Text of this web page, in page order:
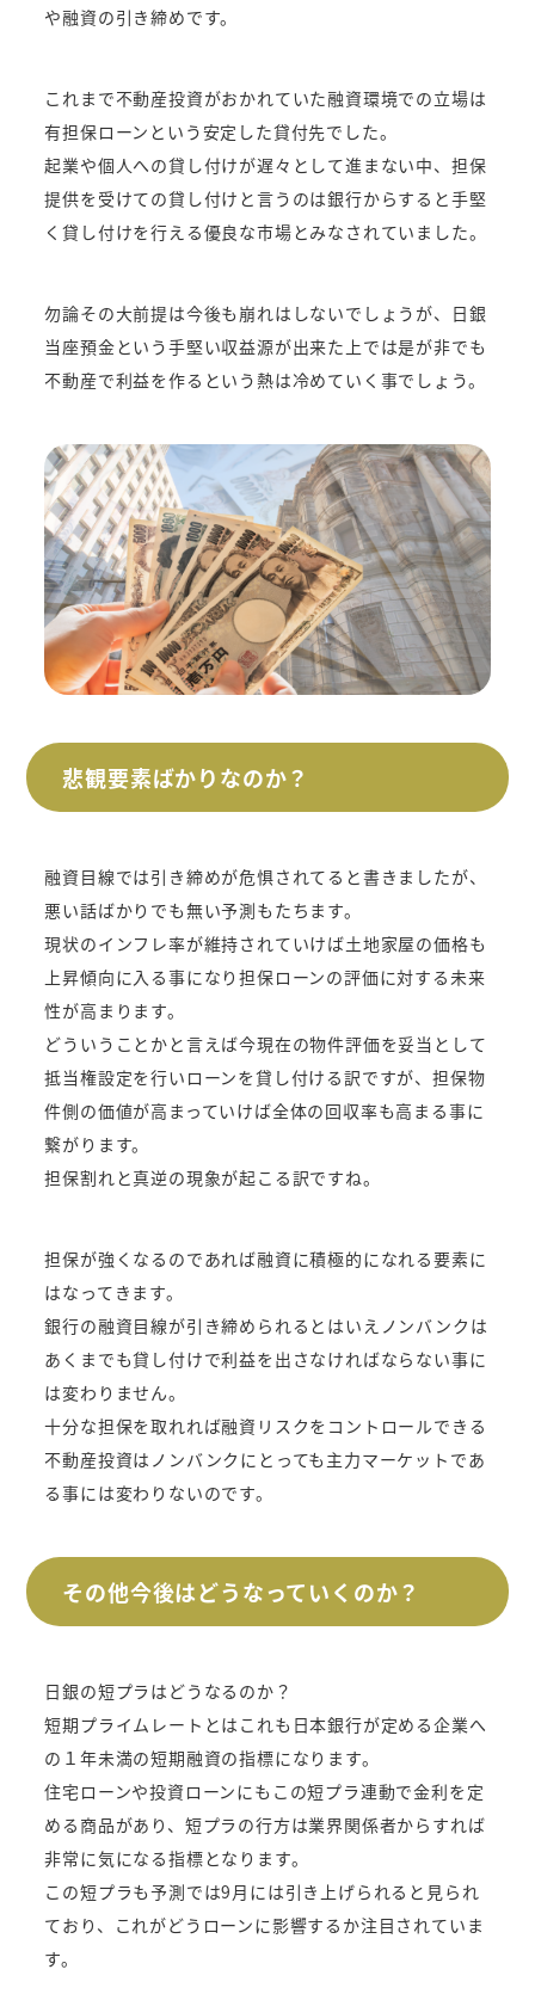
や融資の引き締めです。
これまで不動産投資がおかれていた融資環境での立場は
有担保ローンという安定した貸付先でした。
起業や個人への貸し付けが遅々として進まない中、担保
提供を受けての貸し付けと言うのは銀行からすると手堅
く貸し付けを行える優良な市場とみなされていました。
勿論その大前提は今後も崩れはしないでしょうが、日銀
当座預金という手堅い収益源が出来た上では是が非でも
不動産で利益を作るという熱は冷めていく事でしょう。
悲観要素ばかりなのか？
融資目線では引き締めが危惧されてると書きましたが、
悪い話ばかりでも無い予測もたちます。
現状のインフレ率が維持されていけば土地家屋の価格も
上昇傾向に入る事になり担保ローンの評価に対する未来
性が高まります。
どういうことかと言えば今現在の物件評価を妥当として
抵当権設定を行いローンを貸し付ける訳ですが、担保物
件側の価値が高まっていけば全体の回収率も高まる事に
繋がります。
担保割れと真逆の現象が起こる訳ですね。
担保が強くなるのであれば融資に積極的になれる要素に
はなってきます。
銀行の融資目線が引き締められるとはいえノンバンクは
あくまでも貸し付けで利益を出さなければならない事に
は変わりません。
十分な担保を取れれば融資リスクをコントロールできる
不動産投資はノンバンクにとっても主力マーケットであ
る事には変わりないのです。
その他今後はどうなっていくのか？
日銀の短プラはどうなるのか？
短期プライムレートとはこれも日本銀行が定める企業へ
の１年未満の短期融資の指標になります。
住宅ローンや投資ローンにもこの短プラ連動で金利を定
める商品があり、短プラの行方は業界関係者からすれば
非常に気になる指標となります。
この短プラも予測では9月には引き上げられると見られ
ており、これがどうローンに影響するか注目されていま
す。